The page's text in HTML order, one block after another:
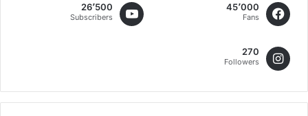
45٬000
Fans
26٬500
Subscribers
270
Followers